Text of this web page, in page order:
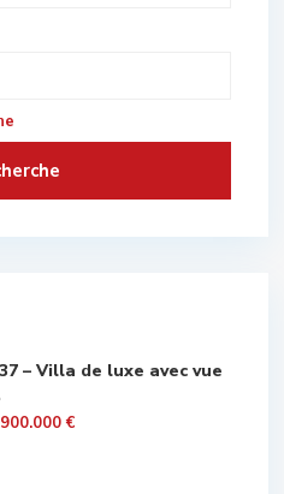
– Villa de luxe avec vue
€